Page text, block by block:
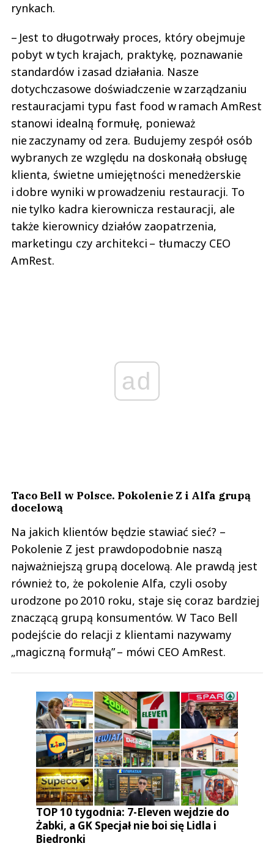
rynkach.
– Jest to długotrwały proces, który obejmuje
pobyt w tych krajach, praktykę, poznawanie
standardów i zasad działania. Nasze
dotychczasowe doświadczenie w zarządzaniu
restauracjami typu fast food w ramach AmRest
stanowi idealną formułę, ponieważ
nie zaczynamy od zera. Budujemy zespół osób
wybranych ze względu na doskonałą obsługę
klienta, świetne umiejętności menedżerskie
i dobre wyniki w prowadzeniu restauracji. To
nie tylko kadra kierownicza restauracji, ale
także kierownicy działów zaopatrzenia,
marketingu czy architekci – tłumaczy CEO
AmRest.
ad
Taco Bell w Polsce. Pokolenie Z i Alfa grupą
docelową
Na jakich klientów będzie stawiać sieć? –
Pokolenie Z jest prawdopodobnie naszą
najważniejszą grupą docelową. Ale prawdą jest
również to, że pokolenie Alfa, czyli osoby
urodzone po 2010 roku, staje się coraz bardziej
znaczącą grupą konsumentów. W Taco Bell
podejście do relacji z klientami nazywamy
„magiczną formułą” – mówi CEO AmRest.
TOP 10 tygodnia: 7-Eleven wejdzie do
Żabki, a GK Specjał nie boi się Lidla i
Biedronki